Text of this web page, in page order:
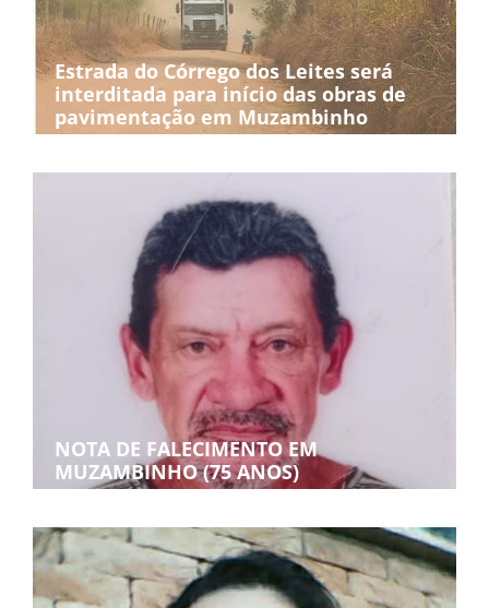
Estrada do Córrego dos Leites será
interditada para início das obras de
pavimentação em Muzambinho
NOTA DE FALECIMENTO EM
MUZAMBINHO (75 ANOS)